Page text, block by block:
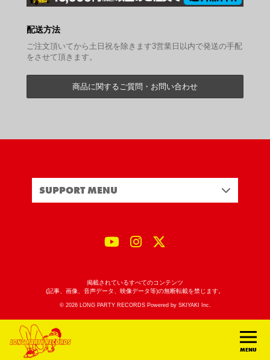
MENU
配送方法
ご注文頂いてから土日祝を除きます3営業日以内で発送の手配
をさせて頂きます。
商品に関するご質問・お問い合わせ
SUPPORT MENU
掲載されているすべてのコンテンツ
(記事、画像、音声データ、映像データ等)の無断転載を禁じます。
© 2026 LONG PARTY RECORDS Powered by SKIYAKI Inc.